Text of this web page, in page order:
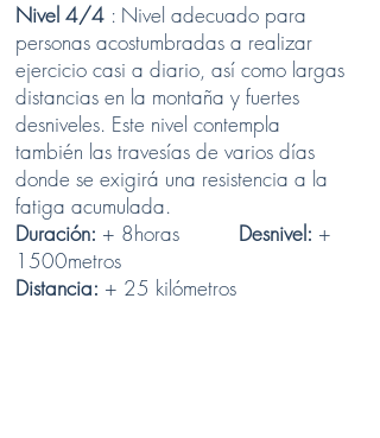
Nivel 4/4 : Nivel adecuado para
personas acostumbradas a realizar
ejercicio casi a diario, así como largas
distancias en la montaña y fuertes
desniveles. Este nivel contempla
también las travesías de varios días
donde se exigirá una resistencia a la
fatiga acumulada.
Duración: + 8horas Desnivel: +
1500metros
Distancia: + 25 kilómetros